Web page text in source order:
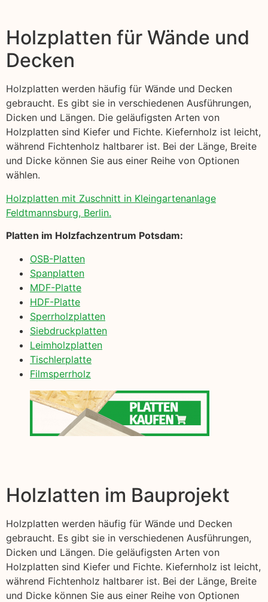
Holzplatten für Wände und
Decken
Holzplatten werden häufig für Wände und Decken
gebraucht. Es gibt sie in verschiedenen Ausführungen,
Dicken und Längen. Die geläufigsten Arten von
Holzplatten sind Kiefer und Fichte. Kiefernholz ist leicht,
während Fichtenholz haltbarer ist. Bei der Länge, Breite
und Dicke können Sie aus einer Reihe von Optionen
wählen.
Holzplatten mit Zuschnitt in Kleingartenanlage
Feldtmannsburg, Berlin.
Platten im Holzfachzentrum Potsdam:
OSB-Platten
Spanplatten
MDF-Platte
HDF-Platte
Sperrholzplatten
Siebdruckplatten
Leimholzplatten
Tischlerplatte
Filmsperrholz
Holzlatten im Bauprojekt
Holzplatten werden häufig für Wände und Decken
gebraucht. Es gibt sie in verschiedenen Ausführungen,
Dicken und Längen. Die geläufigsten Arten von
Holzplatten sind Kiefer und Fichte. Kiefernholz ist leicht,
während Fichtenholz haltbarer ist. Bei der Länge, Breite
und Dicke können Sie aus einer Reihe von Optionen